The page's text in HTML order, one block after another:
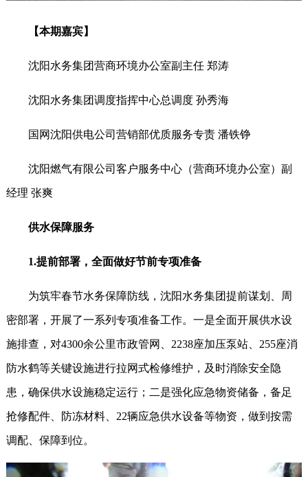
【本期嘉宾】
沈阳水务集团营商环境办公室副主任 郑涛
沈阳水务集团调度指挥中心总调度 孙秀海
国网沈阳供电公司营销部优质服务专责 潘铁铮
沈阳燃气有限公司客户服务中心（营商环境办公室）副
经理 张爽
供水保障服务
1.提前部署，全面做好节前专项准备
为筑牢春节水务保障防线，沈阳水务集团提前谋划、周
密部署，开展了一系列专项准备工作。一是全面开展供水设
施排查，对4300余公里市政管网、2238座加压泵站、255座消
防水鹤等关键设施进行拉网式检修维护，及时消除安全隐
患，确保供水设施稳定运行；二是强化应急物资储备，备足
抢修配件、防冻材料、22辆应急供水设备等物资，做到按需
调配、保障到位。